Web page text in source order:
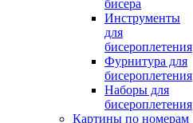
бисера
Инструменты
для
бисероплетения
Фурнитура для
бисероплетения
Наборы для
бисероплетения
Картины по номерам